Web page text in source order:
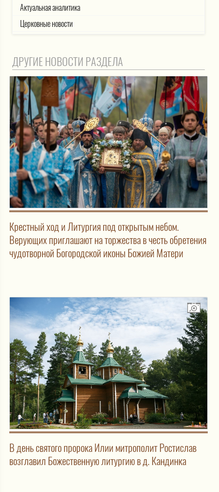
Актуальная аналитика
Церковные новости
ДРУГИЕ НОВОСТИ РАЗДЕЛА
Крестный ход и Литургия под открытым небом.
Верующих приглашают на торжества в честь обретения
чудотворной Богородской иконы Божией Матери
В день святого пророка Илии митрополит Ростислав
возглавил Божественную литургию в д. Кандинка